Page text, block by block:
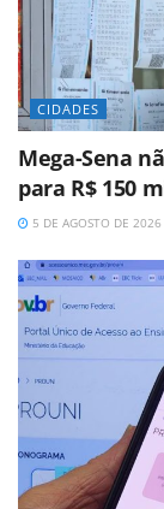
CIDADES
Mega-Sena
para R$ 150
5 DE AGOSTO DE 2026